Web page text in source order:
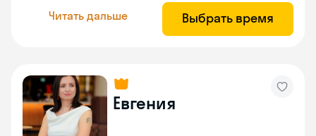
Читать дальше Выбрать время
Евгения